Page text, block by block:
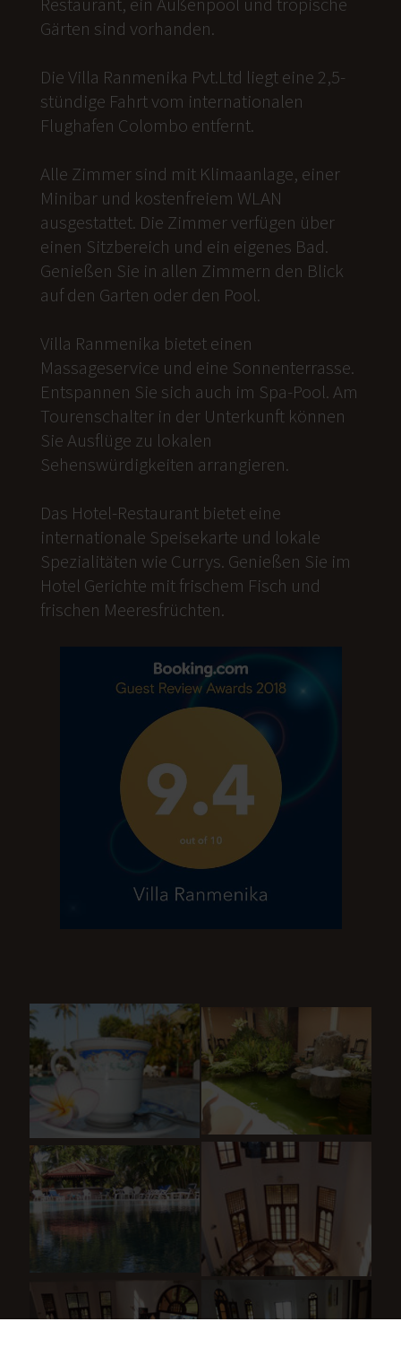
Gärten sind vorhanden.
Die Villa Ranmenika Pvt.Ltd liegt eine 2,5-
stündige Fahrt vom internationalen
Flughafen Colombo entfernt.
Alle Zimmer sind mit Klimaanlage, einer
Minibar und kostenfreiem WLAN
ausgestattet. Die Zimmer verfügen über
einen Sitzbereich und ein eigenes Bad.
Genießen Sie in allen Zimmern den Blick
auf den Garten oder den Pool.
Villa Ranmenika bietet einen
Massageservice und eine Sonnenterrasse.
Entspannen Sie sich auch im Spa-Pool. Am
Tourenschalter in der Unterkunft können
Sie Ausflüge zu lokalen
Sehenswürdigkeiten arrangieren.
Das Hotel-Restaurant bietet eine
internationale Speisekarte und lokale
Spezialitäten wie Currys. Genießen Sie im
Hotel Gerichte mit frischem Fisch und
frischen Meeresfrüchten.